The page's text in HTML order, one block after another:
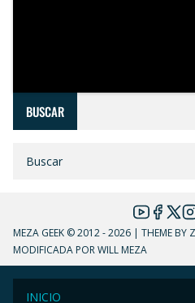
BUSCAR
MEZA GEEK © 2012 - 2026 | THEME BY
MODIFICADA POR WILL MEZA
INICIO